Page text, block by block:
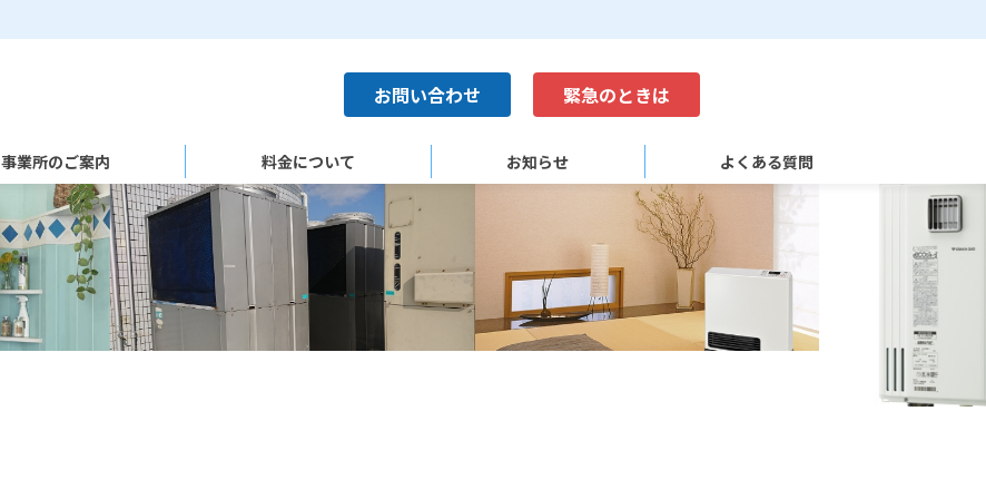
お問い合わせ 緊急のときは
事業所のご案内 料金について お知らせ よくある質問